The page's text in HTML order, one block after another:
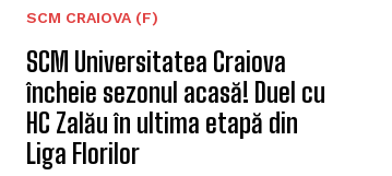
SCM CRAIOVA (F)
SCM Universitatea Craiova
încheie sezonul acasă! Duel cu
HC Zalău în ultima etapă din
Liga Florilor